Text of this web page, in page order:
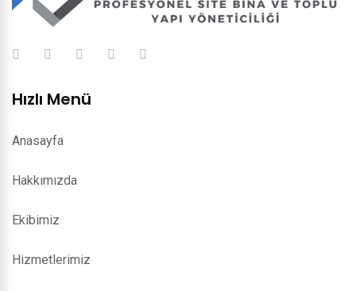
Hızlı Menü
Anasayfa
Hakkımızda
Ekibimiz
Hizmetlerimiz